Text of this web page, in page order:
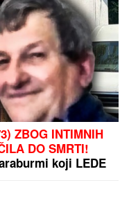
ZBOG INTIMNIH
DO SMRTI!
koji LEDE